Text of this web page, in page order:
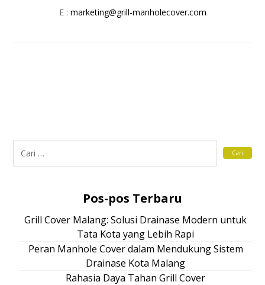
E : marketing@grill-manholecover.com
Pos-pos Terbaru
Grill Cover Malang: Solusi Drainase Modern untuk
Tata Kota yang Lebih Rapi
Peran Manhole Cover dalam Mendukung Sistem
Drainase Kota Malang
Rahasia Daya Tahan Grill Cover